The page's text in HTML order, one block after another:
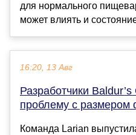
для нормального
может влиять и
16:20, 13 Авг
Разработчики
проблему с размером
Команда Larian